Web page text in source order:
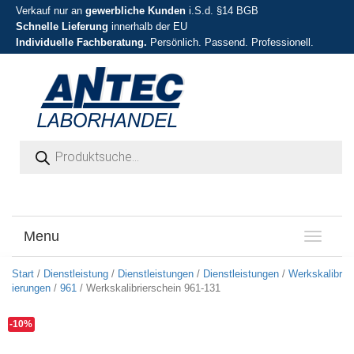
Verkauf nur an gewerbliche Kunden i.S.d. §14 BGB
Schnelle Lieferung innerhalb der EU
Individuelle Fachberatung. Persönlich. Passend. Professionell.
T
o
g
Menu
Start / Dienstleistung / Dienstleistungen / Dienstleistungen / Werkskalibr
ierungen / 961 / Werkskalibrierschein 961-131
-10%